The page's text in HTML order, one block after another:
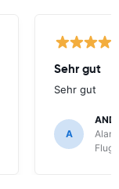
Sehr gut
Sehr gut
A